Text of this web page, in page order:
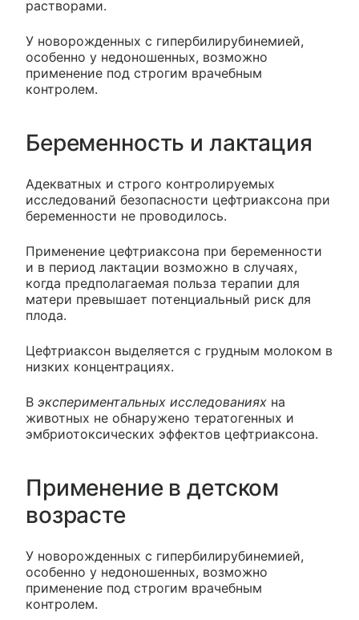
растворами.
У новорожденных с гипербилирубинемией,
особенно у недоношенных, возможно
применение под строгим врачебным
контролем.
Беременность и лактация
Адекватных и строго контролируемых
исследований безопасности цефтриаксона при
беременности не проводилось.
Применение цефтриаксона при беременности
и в период лактации возможно в случаях,
когда предполагаемая польза терапии для
матери превышает потенциальный риск для
плода.
Цефтриаксон выделяется с грудным молоком в
низких концентрациях.
В экспериментальных исследованиях на
животных не обнаружено тератогенных и
эмбриотоксических эффектов цефтриаксона.
Применение в детском
возрасте
У новорожденных с гипербилирубинемией,
особенно у недоношенных, возможно
применение под строгим врачебным
контролем.